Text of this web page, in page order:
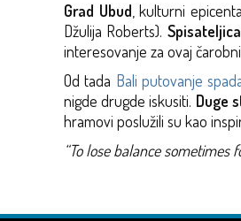
Grad Ubud , kulturni
Džulija Roberts).
interesovanje za ovaj
Od tada Bali putovanje
nigde drugde iskusiti. Duge
hramovi poslužili su kao
“To lose balance sometimes